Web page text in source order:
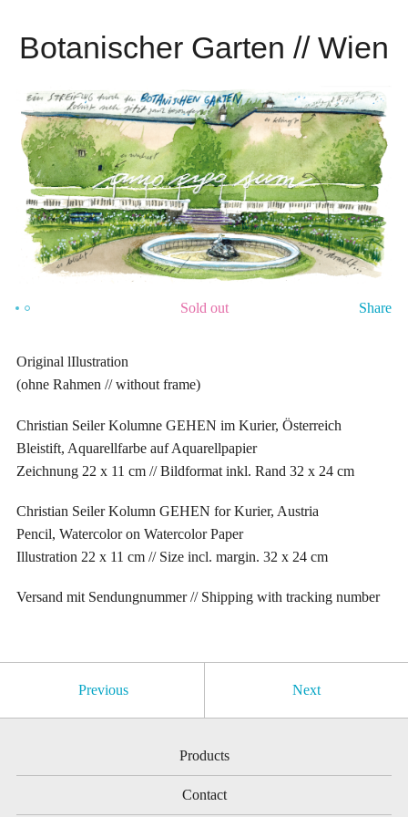
Botanischer Garten // Wien
Sold out Share
Original lIlustration
(ohne Rahmen // without frame)
Christian Seiler Kolumne GEHEN im Kurier, Österreich
Bleistift, Aquarellfarbe auf Aquarellpapier
Zeichnung 22 x 11 cm // Bildformat inkl. Rand 32 x 24 cm
Christian Seiler Kolumn GEHEN for Kurier, Austria
Pencil, Watercolor on Watercolor Paper
Illustration 22 x 11 cm // Size incl. margin. 32 x 24 cm
Versand mit Sendungnummer // Shipping with tracking number
Previous Next
Products
Contact